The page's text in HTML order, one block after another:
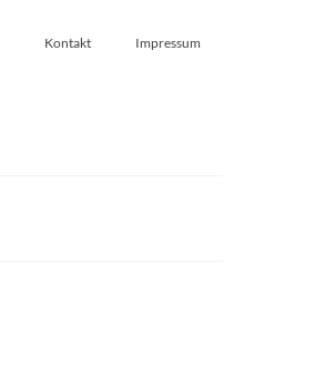
Kontakt Impressum